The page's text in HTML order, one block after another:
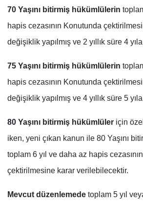
70 Yaşını bitirmiş hükümlülerin
hapis cezasının Konutunda
değişiklik yapılmış ve 2 yıllık süre 4 yıla
75 Yaşını bitirmiş hükümlülerin
hapis cezasının Konutunda
değişiklik yapılmış ve 4 yıllık süre 5 yıla
80 Yaşını bitirmiş hükümlüler için
iken, yeni çıkan kanun ile 80 Yaşını
toplam 6 yıl ve daha az hapis
çektirilmesine karar verilebilecektir.
Mevcut düzenlemede toplam 5 yıl